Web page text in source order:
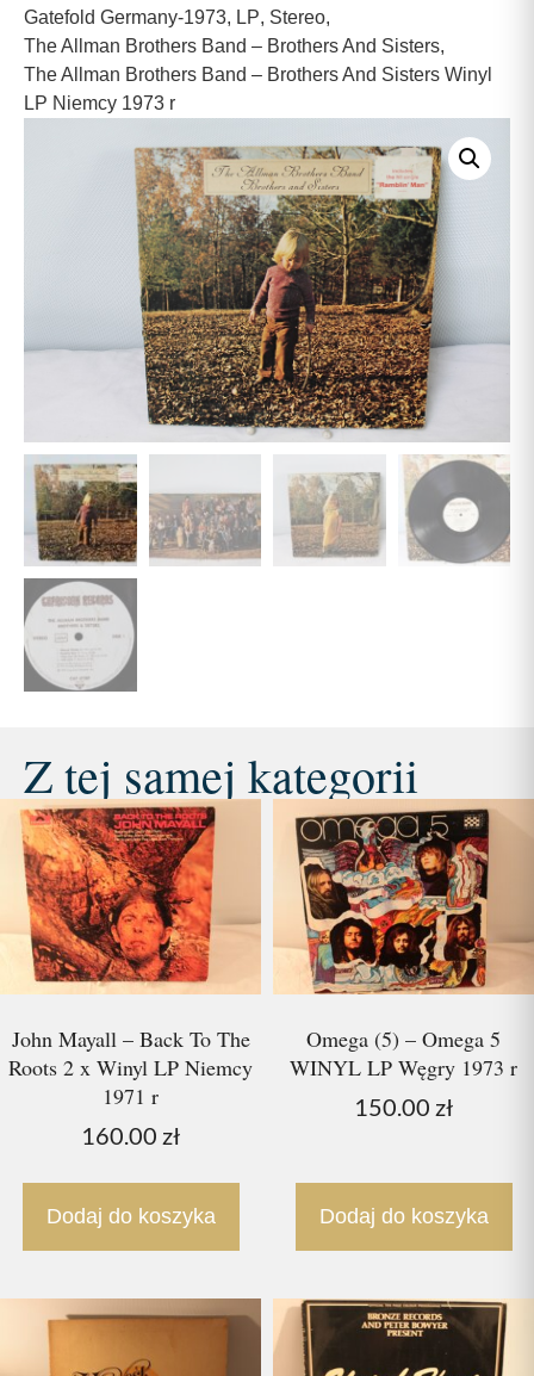
Gatefold Germany-1973, LP, Stereo,
The Allman Brothers Band – Brothers And Sisters,
The Allman Brothers Band – Brothers And Sisters Winyl
LP Niemcy 1973 r
Z tej samej kategorii
John Mayall – Back To The
Roots 2 x Winyl LP Niemcy
1971 r
160.00 zł
Dodaj do koszyka
Omega (5) – Omega 5
WINYL LP Węgry 1973 r
150.00 zł
Dodaj do koszyka